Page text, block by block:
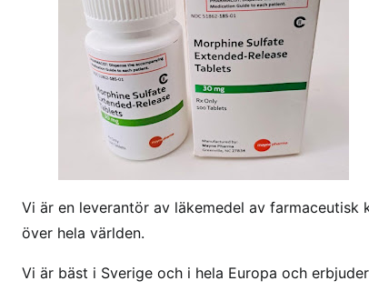
l
i
i
n
g
h
Vi är en leverantör av läkemedel av
över hela världen.
Vi är bäst i Sverige och i hela Europa och